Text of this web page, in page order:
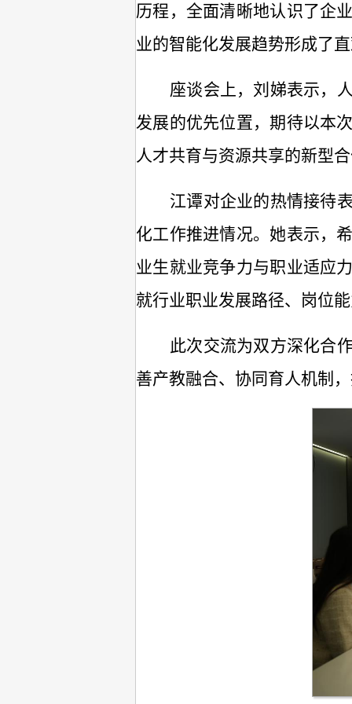
历程，全面清晰地认识了企
业的智能化发展趋势形成了
座谈会上，刘娣表示，
发展的优先位置，期待以本
人才共育与资源共享的新型
江谭对企业的热情接待
化工作推进情况。 她表示，
业生就业竞争力与职业适应
就行业职业发展路径、岗位
此次交流为双方深化合
善产教融合、协同育人机制